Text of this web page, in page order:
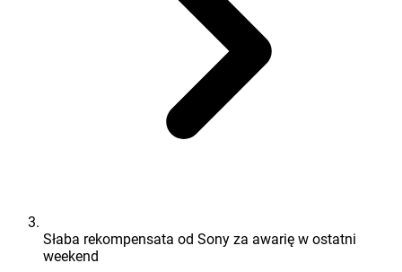
Słaba rekompensata od Sony za awarię w ostatni
weekend